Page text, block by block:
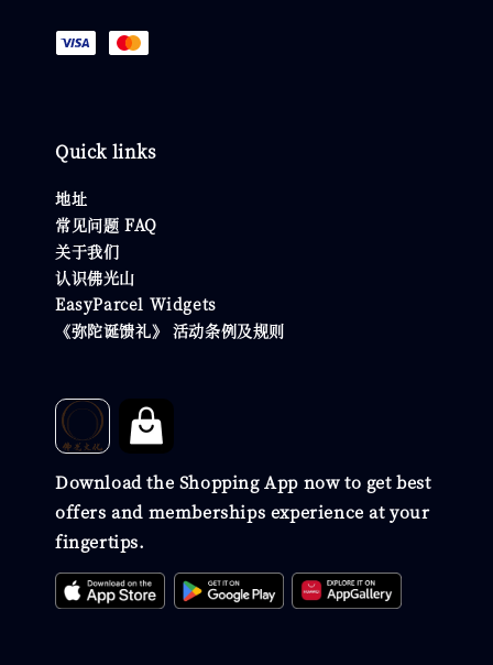
Quick links
地址
常见问题 FAQ
关于我们
认识佛光山
EasyParcel Widgets
《弥陀诞馈礼》 活动条例及规则
Download the Shopping App now to get best
offers and memberships experience at your
fingertips.